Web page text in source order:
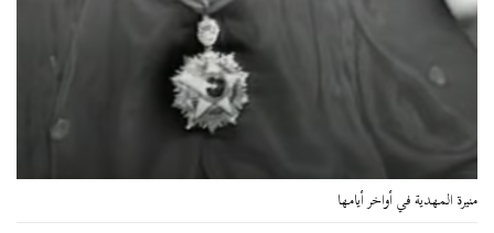
منيرة المهدية في أواخر أيامها